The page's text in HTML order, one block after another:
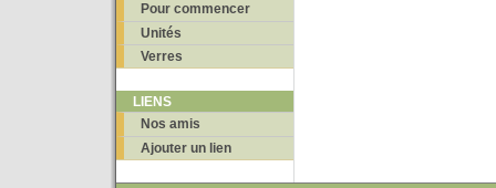
Pour commencer
Unités
Verres
LIENS
Nos amis
Ajouter un lien